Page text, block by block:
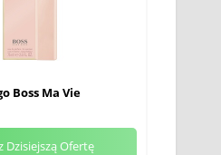
Boss Ma Vie
Dzisiejszą Ofertę